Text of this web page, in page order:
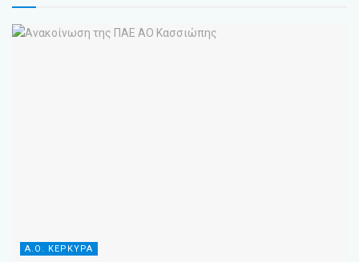
Α.Ο. ΚΕΡΚΥΡΑ